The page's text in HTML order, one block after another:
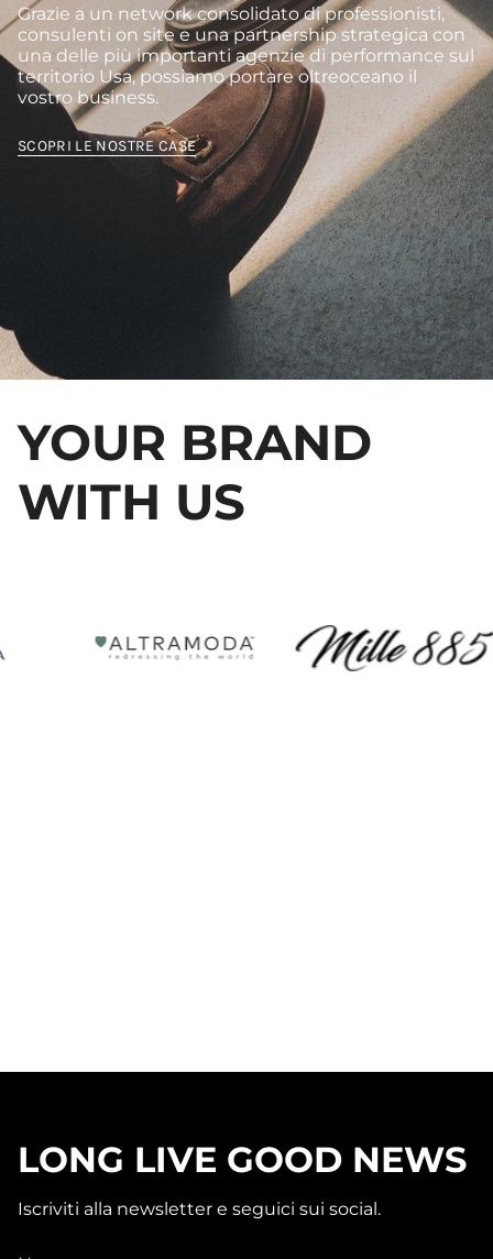
Grazie a un network consolidato di professionisti,
consulenti on site e una partnership strategica con
una delle più importanti agenzie di performance sul
territorio Usa, possiamo portare oltreoceano il
vostro business.
SCOPRI LE NOSTRE CASE
YOUR BRAND
WITH US
LONG LIVE GOOD NEWS
Iscriviti alla newsletter e seguici sui social.